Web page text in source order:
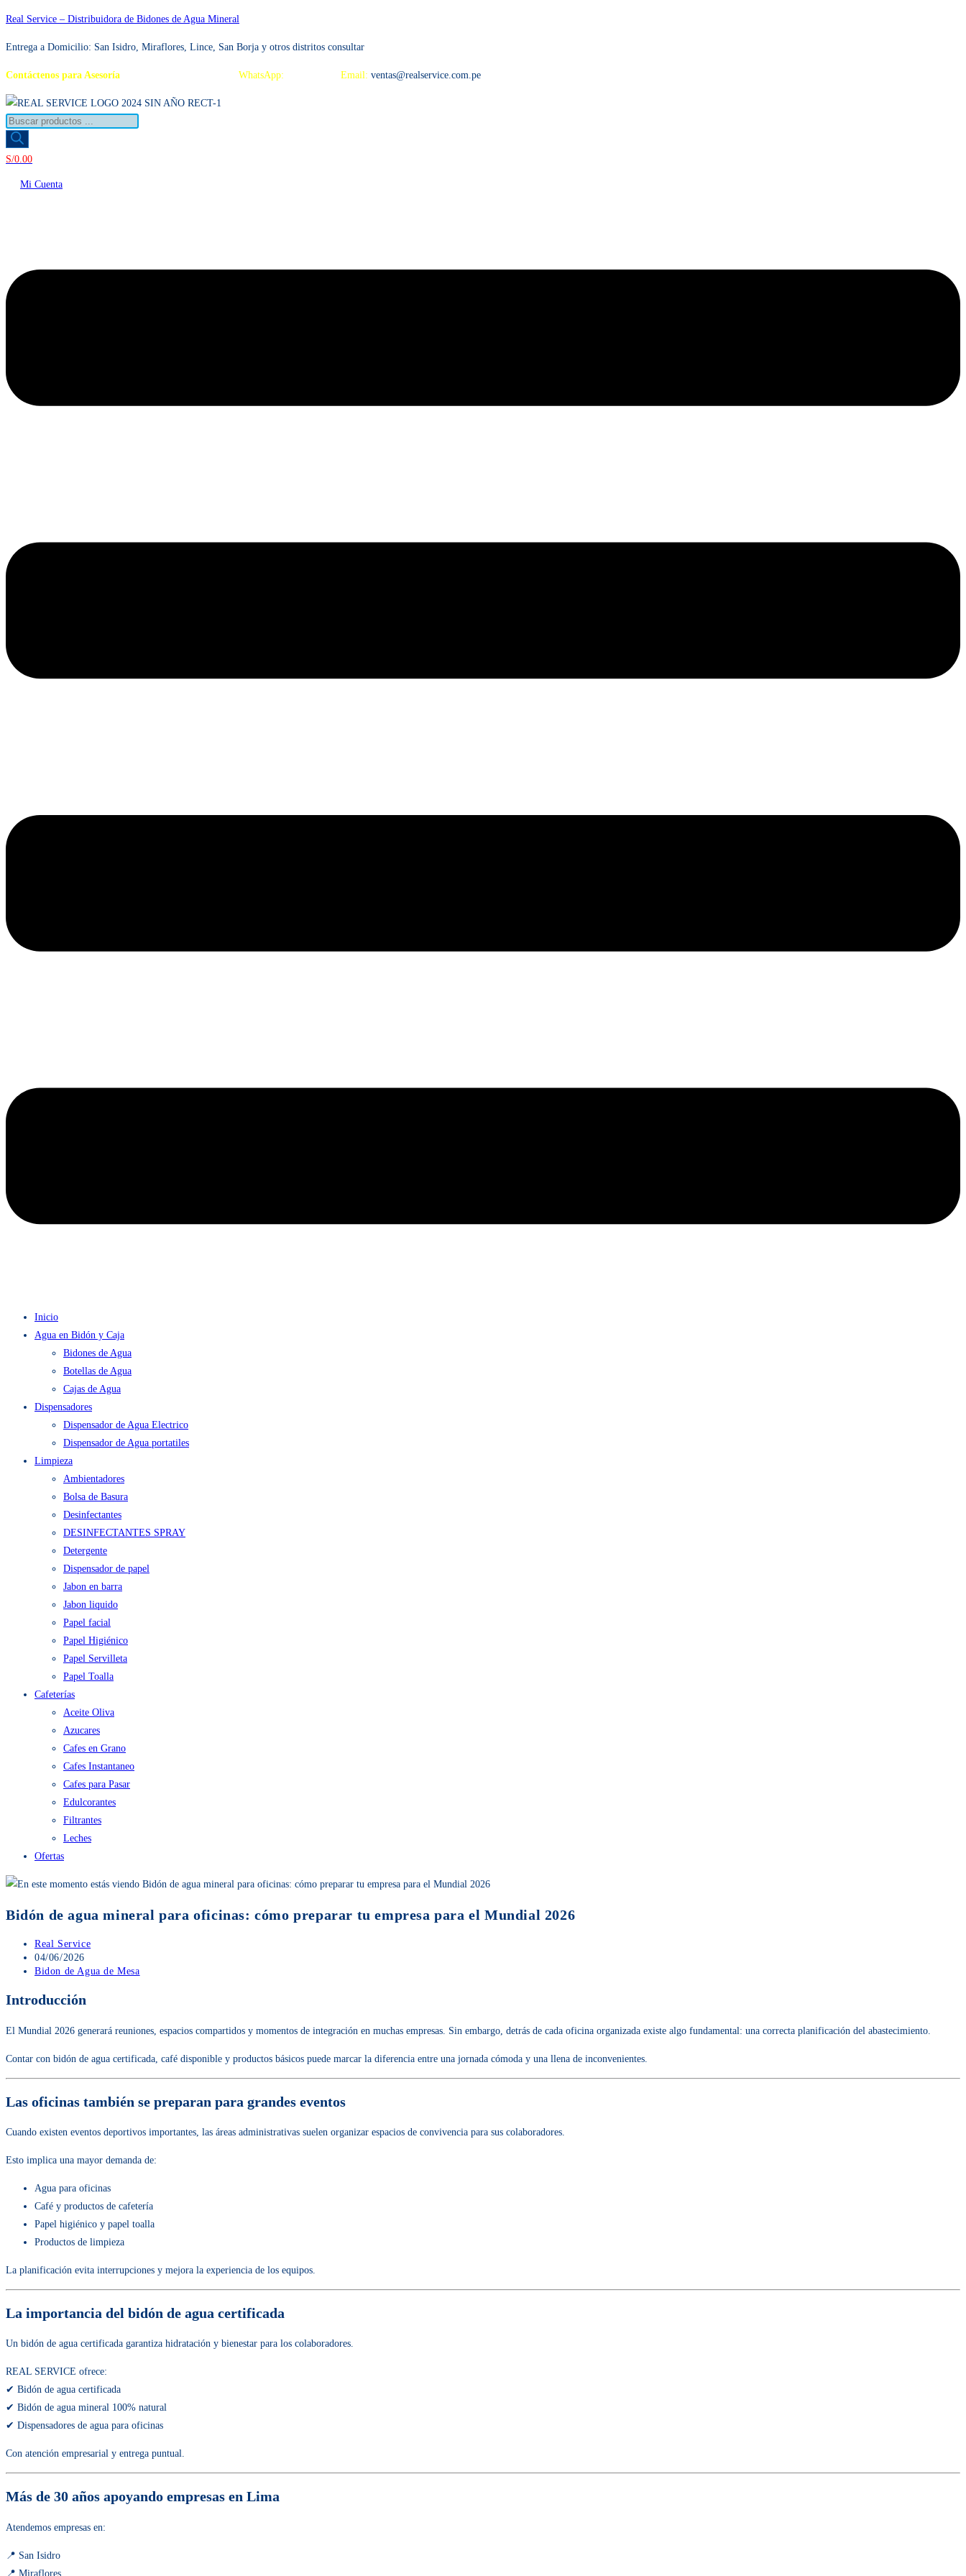
Ir
contenido
Real Service – Distribuidora de Bidones de Agua Mineral
Entrega a Domicilio: San Isidro, Miraflores, Lince, San Borja y otros distritos consultar
Contáctenos para Asesoría WhatsApp: Email: ventas@realservice.com.pe
Búsqueda
de
productos
S/0.00
Mi Cuenta
Inicio
Agua en Bidón y Caja
Bidones de Agua
Botellas de Agua
Cajas de Agua
Dispensadores
Dispensador de Agua Electrico
Dispensador de Agua portatiles
Limpieza
Ambientadores
Bolsa de Basura
Desinfectantes
DESINFECTANTES SPRAY
Detergente
Dispensador de papel
Jabon en barra
Jabon liquido
Papel facial
Papel Higiénico
Papel Servilleta
Papel Toalla
Cafeterías
Aceite Oliva
Azucares
Cafes en Grano
Cafes Instantaneo
Cafes para Pasar
Edulcorantes
Filtrantes
Leches
Ofertas
Bidón de agua mineral para oficinas: cómo preparar tu empresa para el Mundial 2026
Autor
de
la
Real Service
Publicación
de
entrada:
04/06/2026
Categoría
la
Bidon de Agua de Mesa
Introducción
El Mundial 2026 generará reuniones, espacios compartidos y momentos de integración en muchas empresas. Sin embargo, detrás de cada oficina organizada existe algo fundamental: una correcta planificación del abastecimiento.
Contar con bidón de agua certificada, café disponible y productos básicos puede marcar la diferencia entre una jornada cómoda y una llena de inconvenientes.
Las oficinas también se preparan para grandes eventos
Cuando existen eventos deportivos importantes, las áreas administrativas suelen organizar espacios de convivencia para sus colaboradores.
Esto implica una mayor demanda de:
Agua para oficinas
Café y productos de cafetería
Papel higiénico y papel toalla
Productos de limpieza
La planificación evita interrupciones y mejora la experiencia de los equipos.
La importancia del bidón de agua certificada
Un bidón de agua certificada garantiza hidratación y bienestar para los colaboradores.
REAL SERVICE ofrece:
✔ Bidón de agua certificada
✔ Bidón de agua mineral 100% natural
✔ Dispensadores de agua para oficinas
Con atención empresarial y entrega puntual.
Más de 30 años apoyando empresas en Lima
Atendemos empresas en:
📍 San Isidro
📍 Miraflores